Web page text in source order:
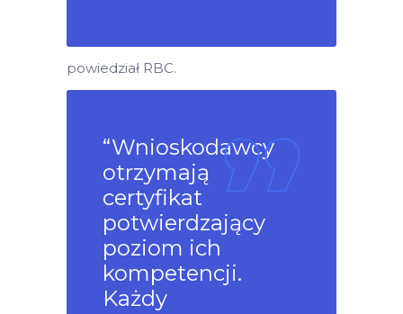
powiedział RBC.
“Wnioskodawcy
otrzymają
certyfikat
potwierdzający
poziom ich
kompetencji.
Każdy